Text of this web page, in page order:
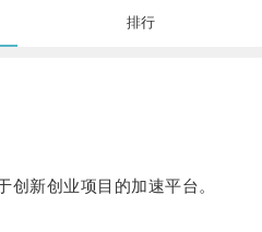
排行
新创业项目的加速平台。